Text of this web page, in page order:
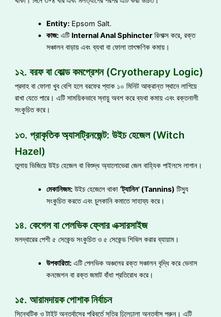
Entity:Epsom Salt.
কাজ:এটি Internal Anal Sphincterরিলাক্স করে, রক্ত
সঞ্চালন বাড়ায় এবং ব্যথা বা ফোলা তাৎক্ষণিক কমায়।
১২. বরফ বা কোল্ড কমপ্রেশন (Cryotherapy Logic)
প্রদাহ বা ফোলা খুব বেশি হলে বরফের প্যাক ১০ মিনিট আক্রান্ত স্থানে লাগিয়ে
রাখা যেতে পারে। এটি সাময়িকভাবে স্নায়ু অবশ করে ব্যথা কমায় এবং রক্তনালী
সংকুচিত করে।
১৩. প্রাকৃতিক অ্যাসট্রিনজেন্ট: উইচ হেজেল (Witch
Hazel)
তুলায় ভিজিয়ে উইচ হেজেল বা বিশুদ্ধ অ্যালোভেরা জেল বাহ্যিক পাইলসে লাগান।
মেকানিজম:উইচ হেজেলে থাকা ‘ট্যানিন’ (Tannins) টিস্যু
সংকুচিত করতে এবং চুলকানি কমাতে সাহায্য করে।
১৪. কেগেল বা পেলভিক ফ্লোর এক্সারসাইজ
মলদ্বারের পেশী ৫ সেকেন্ড সংকুচিত ও ৫ সেকেন্ড শিথিল করার ব্যায়াম।
উপকারিতা:এটি পেলভিক অঞ্চলের রক্ত সঞ্চালন বৃদ্ধি করে ভেনাস
কনজেশন বা রক্ত জমাট বাঁধা প্রতিরোধ করে।
১৫. আরামদায়ক পোশাক নির্বাচন
সিন্থেটিক ও টাইট অন্তর্বাসের পরিবর্তে সুতির ঢিলেঢালা অন্তর্বাস পরুন। এটি